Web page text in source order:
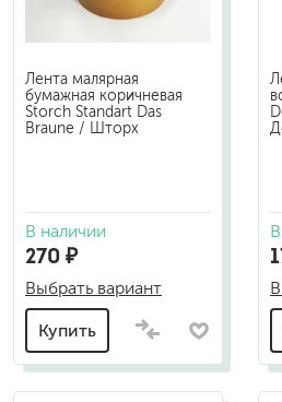
Лента малярная
бумажная коричневая
Storch Standart Das
Braune / Шторх
В наличии
270 ₽
Выбрать вариант
Купить